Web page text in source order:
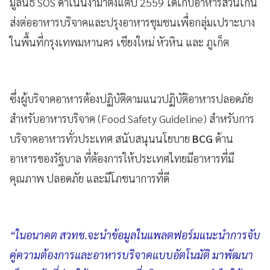
ส่งต่ออาหารบริจาคและปรุงอาหารชุมชนเพื่อกลุ่มเปราะบาง
ในพื้นที่กรุงเทพมหานคร เชียงใหม่ หัวหิน และ ภูเก็ต
ซึ่งผู้บริจาคอาหารต้องปฏิบัติตามแนวปฏิบัติอาหารปลอดภัย
สำหรับอาหารบริจาค (Food Safety Guideline) สำหรับการ
บริจาคอาหารทั่วประเทศ สนับสนุนนโยบาย BCG ด้าน
อาหารของรัฐบาล ที่ต้องการให้ประเทศไทยมีอาหารที่มี
คุณภาพ ปลอดภัย และมีโภชนาการที่ดี
“ในอนาคต สวทช.จะนำข้อมูลในแพลตฟอร์มแนะนำการจับ
คู่ความต้องการและอาหารบริจาคแบบอัตโนมัติ มาพัฒนา